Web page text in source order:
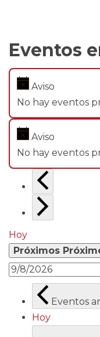
Eventos
Aviso
No hay eventos
Aviso
No hay eventos
Hoy
Próximos
Eventos
Hoy